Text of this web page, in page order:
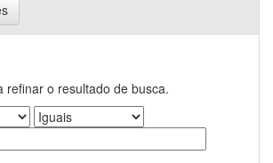
refinar o resultado de busca.